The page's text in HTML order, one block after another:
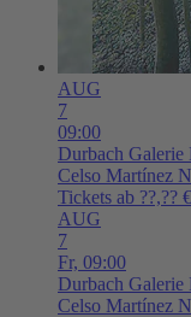
AUG
7
09:00
Durbach Galerie
Celso Martínez
Tickets ab ??,?? €
AUG
7
Fr, 09:00
Durbach Galerie
Celso Martínez